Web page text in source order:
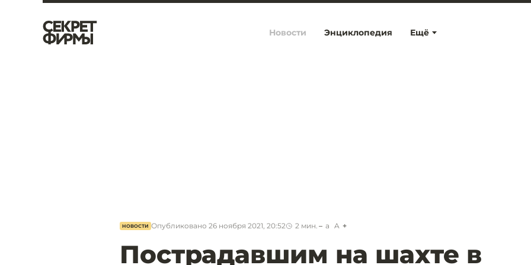
Ещё
Новости Энциклопедия
НОВОСТИ Опубликовано 26 ноября 2021, 20:52 2 мин. a A
Пострадавшим на шахте в